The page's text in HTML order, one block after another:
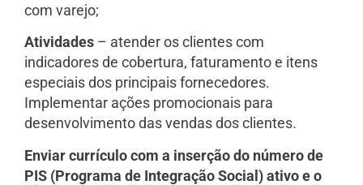
com varejo;
Atividades – atender os clientes com
indicadores de cobertura, faturamento e itens
especiais dos principais fornecedores.
Implementar ações promocionais para
desenvolvimento das vendas dos clientes.
Enviar currículo com a inserção do número de
PIS (Programa de Integração Social) ativo e o